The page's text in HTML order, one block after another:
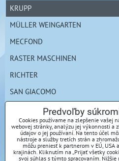
KRUPP
MÜLLER WEINGARTEN
MECFOND
RASTER MASCHINEN
RICHTER
SAN GIACOMO
SEYI
YADON
KOVOBRÁBANIE A POVRCHOVÁ
Predvoľby
Cookies používame na zlepšenie vašej
webovej stránky, analýzu jej výkonnosti a
údajov o jej používaní. Na tento účel
nástroje a služby tretích strán a
môžu preniesť k partnerom v EÚ, USA
krajinách. Kliknutím na „Prijať všetky
svoj súhlas s týmto spracovaním. Nižšie